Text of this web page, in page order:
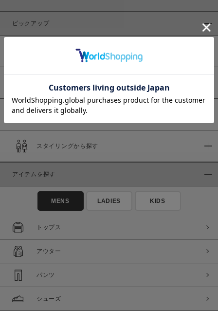
商品タイプ
通常商品
セール価格
在庫
在庫あり
ピックアップ
予約商品
スタイリングから探す
アイテムを探す
MENS LADIES KIDS
トップス
アウター
パンツ
シューズ